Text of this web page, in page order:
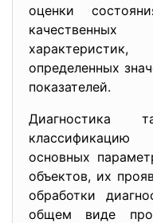
оценки
определенных
показателей.
Диагностика
основных
объектов, их
обработки
общем виде